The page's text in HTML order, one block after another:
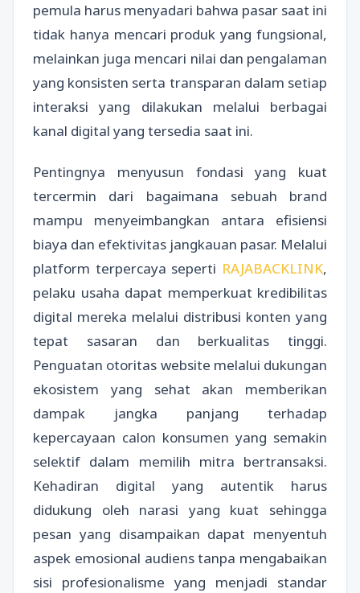
pemula harus menyadari bahwa pasar saat ini
tidak hanya mencari produk yang fungsional,
melainkan juga mencari nilai dan pengalaman
yang konsisten serta transparan dalam setiap
interaksi yang dilakukan melalui berbagai
kanal digital yang tersedia saat ini.
Pentingnya menyusun fondasi yang kuat
tercermin dari bagaimana sebuah brand
mampu menyeimbangkan antara efisiensi
biaya dan efektivitas jangkauan pasar. Melalui
platform terpercaya seperti RAJABACKLINK,
pelaku usaha dapat memperkuat kredibilitas
digital mereka melalui distribusi konten yang
tepat sasaran dan berkualitas tinggi.
Penguatan otoritas website melalui dukungan
ekosistem yang sehat akan memberikan
dampak jangka panjang terhadap
kepercayaan calon konsumen yang semakin
selektif dalam memilih mitra bertransaksi.
Kehadiran digital yang autentik harus
didukung oleh narasi yang kuat sehingga
pesan yang disampaikan dapat menyentuh
aspek emosional audiens tanpa mengabaikan
sisi profesionalisme yang menjadi standar